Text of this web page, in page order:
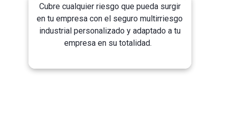
Cubre cualquier riesgo que pueda surgir
en tu empresa con el seguro multirriesgo
industrial personalizado y adaptado a tu
empresa en su totalidad.